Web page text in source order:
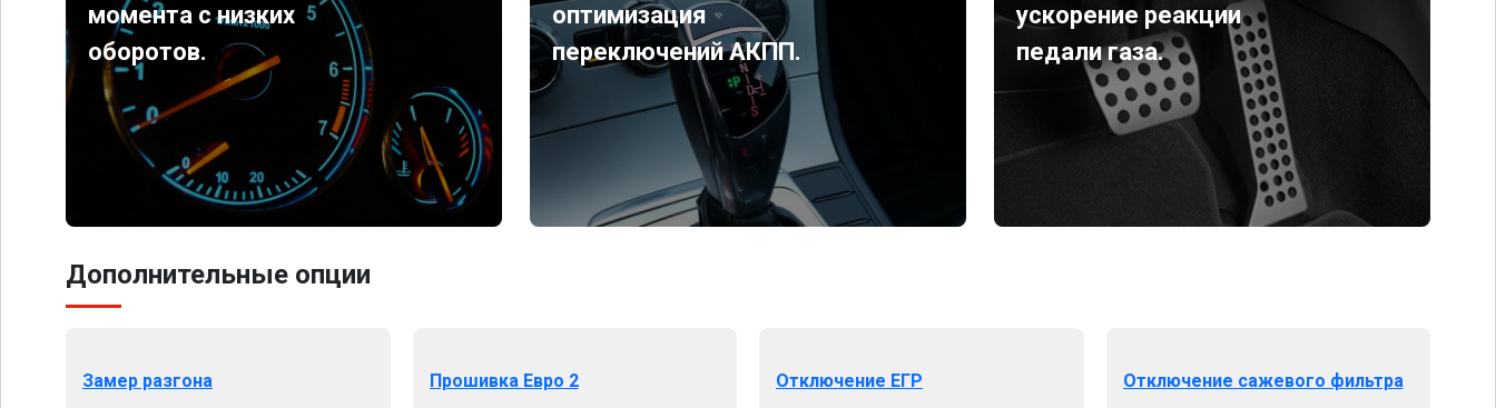
момента с низких
оборотов.
оптимизация
переключений АКПП.
ускорение реакции
педали газа.
Дополнительные опции
Замер разгона Прошивка Евро 2 Отключение ЕГР Отключение сажевого фильтра